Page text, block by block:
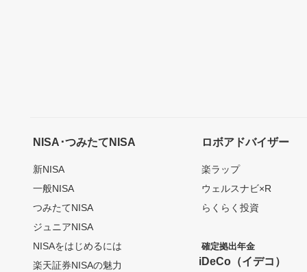
NISA･つみたてNISA
新NISA
一般NISA
つみたてNISA
ジュニアNISA
NISAをはじめるには
楽天証券NISAの魅力
ロボアドバイザー
楽ラップ
ウェルスナビ×R
らくらく投資
確定拠出年金
iDeCo（イデコ）